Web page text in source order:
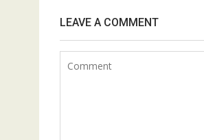
LEAVE A COMMENT